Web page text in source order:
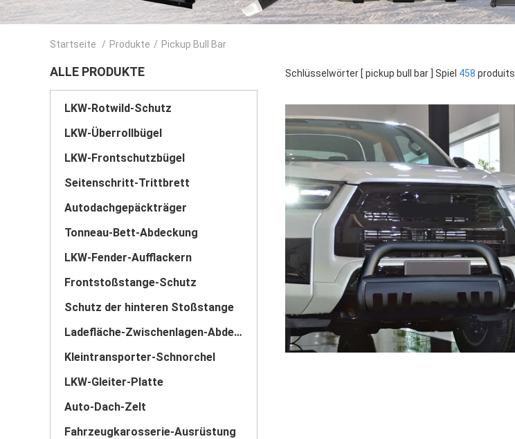
Startseite / Produkte / Pickup Bull Bar
ALLE PRODUKTE
LKW-Rotwild-Schutz
LKW-Überrollbügel
LKW-Frontschutzbügel
Seitenschritt-Trittbrett
Autodachgepäckträger
Tonneau-Bett-Abdeckung
LKW-Fender-Aufflackern
Frontstoßstange-Schutz
Schutz der hinteren Stoßstange
Ladefläche-Zwischenlagen-Abdeckung
Kleintransporter-Schnorchel
LKW-Gleiter-Platte
Auto-Dach-Zelt
Fahrzeugkarosserie-Ausrüstung
Schlüsselwörter [ pickup bull bar ] Spiel 458 produits.